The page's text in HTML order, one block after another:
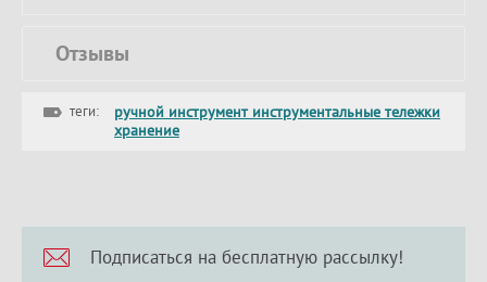
Отзывы
теги:
ручной инструмент инструментальные тележки
хранение
Подписаться на бесплатную рассылку!